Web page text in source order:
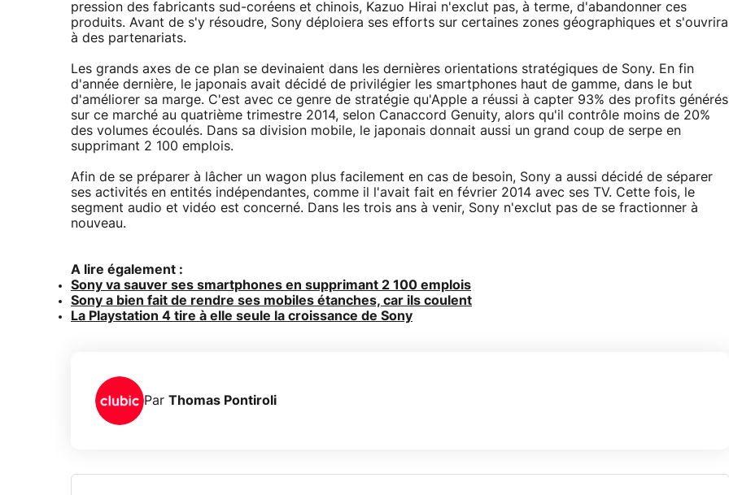
pression des fabricants sud-coréens et chinois, Kazuo Hirai n'exclut pas, à terme, d'abandonner ces
produits. Avant de s'y résoudre, Sony déploiera ses efforts sur certaines zones géographiques et s'ouvrira
à des partenariats.
Les grands axes de ce plan se devinaient dans les dernières orientations stratégiques de Sony. En fin
d'année dernière, le japonais avait décidé de privilégier les smartphones haut de gamme, dans le but
d'améliorer sa marge. C'est avec ce genre de stratégie qu'Apple a réussi à capter 93% des profits générés
sur ce marché au quatrième trimestre 2014, selon Canaccord Genuity, alors qu'il contrôle moins de 20%
des volumes écoulés. Dans sa division mobile, le japonais donnait aussi un grand coup de serpe en
supprimant 2 100 emplois.
Afin de se préparer à lâcher un wagon plus facilement en cas de besoin, Sony a aussi décidé de séparer
ses activités en entités indépendantes, comme il l'avait fait en février 2014 avec ses TV. Cette fois, le
segment audio et vidéo est concerné. Dans les trois ans à venir, Sony n'exclut pas de se fractionner à
nouveau.
A lire également :
Sony va sauver ses smartphones en supprimant 2 100 emplois
Sony a bien fait de rendre ses mobiles étanches, car ils coulent
La Playstation 4 tire à elle seule la croissance de Sony
Par Thomas Pontiroli